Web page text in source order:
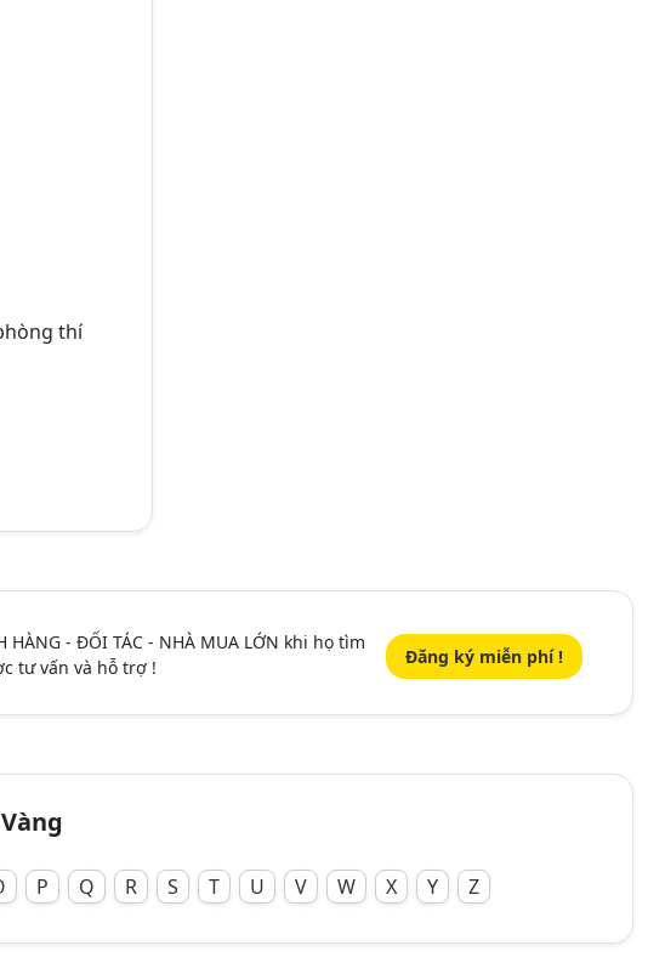
thí
- ĐỐI TÁC - NHÀ MUA LỚN khi họ tìm
tư vấn và hỗ trợ ! Đăng ký miễn phí !
P Q R S T U V W X Y Z